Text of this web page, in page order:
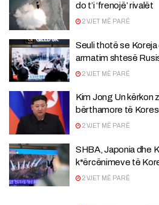
do t’i ‘frenojë’ rivalët
2 VJET MË PARË
Seuli thotë se Koreja
armatim shtesë
2 VJET MË PARË
Kim Jong Un kërkon
bërthamore të
2 VJET MË PARË
SHBA, Japonia dhe
k*ërcënimeve të
2 VJET MË PARË